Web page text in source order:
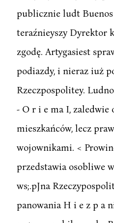
publicznie ludt Buenos
teraźnieyszy Dyrektor
zgodę. Artygasiest
podiazdy, i nieraz iuż
Rzeczpospolitey.
- O r i e ma I, zaledwie
mieszkańców, lecz
wojownikami. <
przedstawia osobliwe
ws;.pJna
panowania H i e z p a